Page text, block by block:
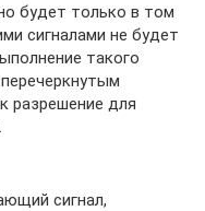
будет только в том
сигналами не будет
такого
разрешение для
сигнал,